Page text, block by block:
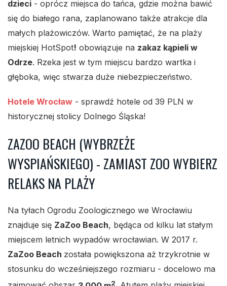
dzieci - oprócz miejsca do tańca, gdzie można bawić
się do białego rana, zaplanowano także atrakcje dla
małych plażowiczów. Warto pamiętać, że na plaży
miejskiej HotSpot! obowiązuje na zakaz kąpieli w
Odrze. Rzeka jest w tym miejscu bardzo wartka i
głęboka, więc stwarza duże niebezpieczeństwo.
Hotele Wrocław - sprawdź hotele od 39 PLN w
historycznej stolicy Dolnego Śląska!
ZAZOO BEACH (WYBRZEŻE
WYSPIAŃSKIEGO) - ZAMIAST ZOO WYBIERZ
RELAKS NA PLAŻY
Na tyłach Ogrodu Zoologicznego we Wrocławiu
znajduje się ZaZoo Beach, będąca od kilku lat stałym
miejscem letnich wypadów wrocławian. W 2017 r.
ZaZoo Beach została powiększona aż trzykrotnie w
stosunku do wcześniejszego rozmiaru - docelowo ma
2